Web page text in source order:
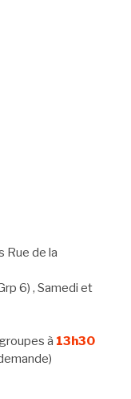
Rue de la
6) , Samedi et
à 13h30